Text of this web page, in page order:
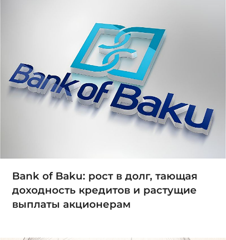
Bank of Baku: рост в долг, тающая
доходность кредитов и растущие
выплаты акционерам